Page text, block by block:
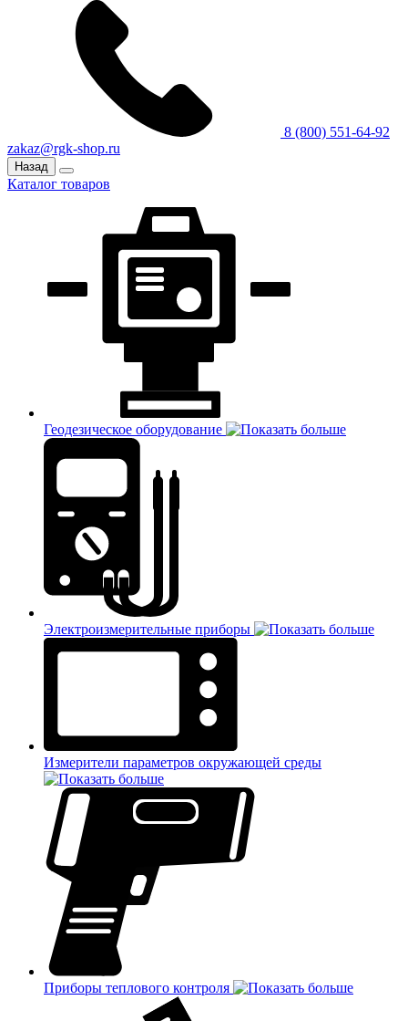
8 (800) 551-64-92
zakaz@rgk-shop.ru
Назад
Каталог товаров
Геодезическое оборудование
Электроизмерительные приборы
Измерители параметров окружающей среды
Приборы теплового контроля